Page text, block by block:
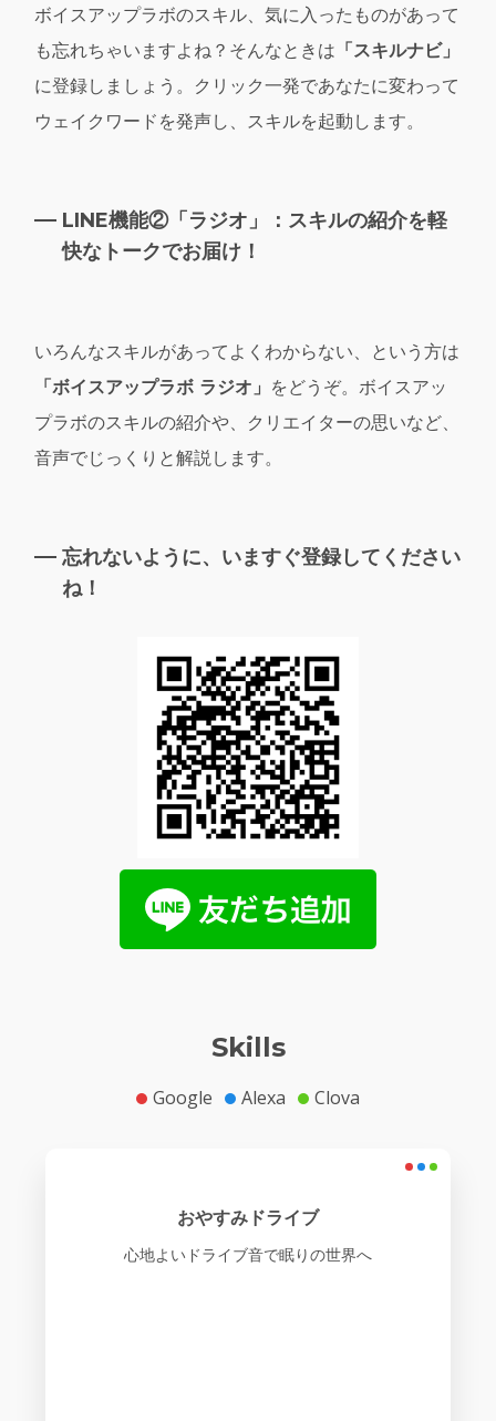
ボイスアップラボのスキル、気に入ったものがあって
も忘れちゃいますよね？そんなときは 「スキルナビ」
に登録しましょう。クリック一発であなたに変わって
ウェイクワードを発声し、スキルを起動します。
LINE機能②「ラジオ」：スキルの紹介を軽
快なトークでお届け！
いろんなスキルがあってよくわからない、という方は
「ボイスアップラボ ラジオ」 をどうぞ。ボイスアッ
プラボのスキルの紹介や、クリエイターの思いなど、
音声でじっくりと解説します。
忘れないように、いますぐ登録してください
ね！
Skills
Google Alexa Clova
おやすみドライブ
心地よいドライブ音で眠りの世界へ